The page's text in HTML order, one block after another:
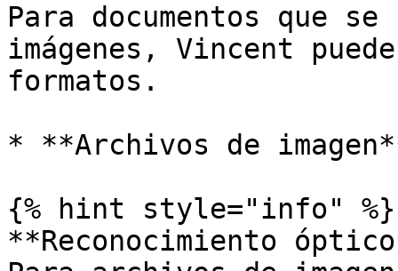
Para documentos que se
imágenes, Vincent
formatos.
* **Archivos de
{% hint style="info" %}
**Reconocimiento